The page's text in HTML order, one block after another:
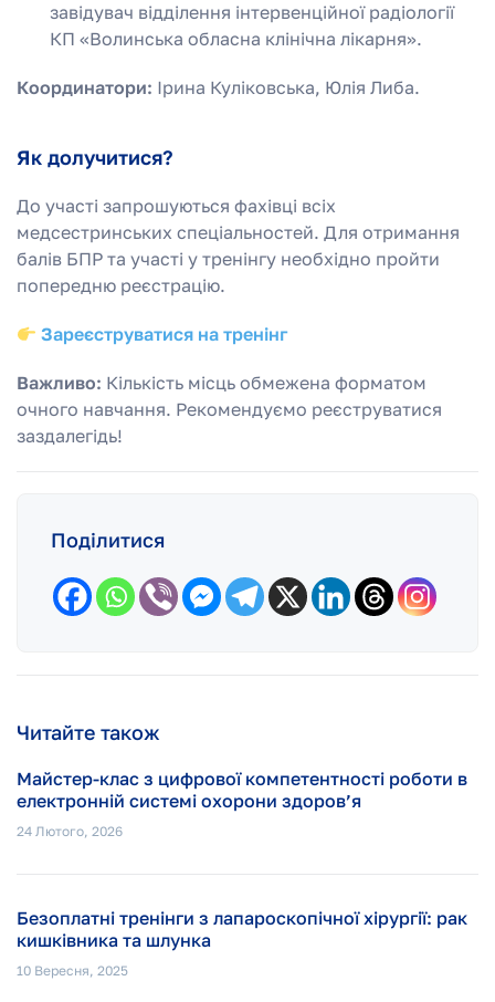
завідувач відділення інтервенційної радіології
КП «Волинська обласна клінічна лікарня».
Координатори: Ірина Куліковська, Юлія Либа.
Як долучитися?
До участі запрошуються фахівці всіх
медсестринських спеціальностей. Для отримання
балів БПР та участі у тренінгу необхідно пройти
попередню реєстрацію.
Зареєструватися на тренінг
Важливо: Кількість місць обмежена форматом
очного навчання. Рекомендуємо реєструватися
заздалегідь!
Поділитися
Читайте також
Майстер-клас з цифрової компетентності роботи в
електронній системі охорони здоров’я
24 Лютого, 2026
Безоплатні тренінги з лапароскопічної хірургії: рак
кишківника та шлунка
10 Вересня, 2025